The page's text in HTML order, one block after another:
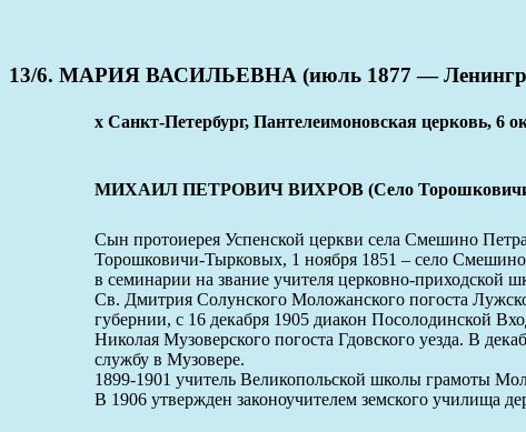
13/6. МАРИЯ ВАСИЛЬЕВНА (июль 1877 —
x Санкт-Петербург, Пантелеимоновская церковь, 6
МИХАИЛ ПЕТРОВИЧ ВИХРОВ (Село Торошковичи-
Сын протоиерея Успенской церкви села Смешино
Торошковичи-Тырковых, 1 ноября 1851 – село Смешино
в семинарии на звание учителя церковно-приходской
Св. Дмитрия Солунского Моложанского погоста
губернии, с 16 декабря 1905 диакон Посолодинской
Николая Музоверского погоста Гдовского уезда. В
службу в Музовере.
1899-1901 учитель Великопольской школы грамоты
В 1906 утвержден законоучителем земского училища